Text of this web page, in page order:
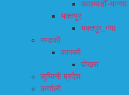
काठमाडौँ-मानपा
भक्तपुर
भक्तपुर_नपा
गण्डकी
कास्की
पोखरा
लुम्बिनी प्रदेश
कर्णाली